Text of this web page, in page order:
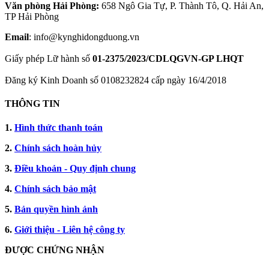
Văn phòng Hải Phòng: 658 Ngô Gia Tự, P. Thành Tô, Q. Hải An,
TP Hải Phòng
Email: info@kynghidongduong.vn
Giấy phép Lữ hành số 01-2375/2023/CDLQGVN-GP LHQT
Đăng ký Kinh Doanh số 0108232824 cấp ngày 16/4/2018
THÔNG TIN
1. Hình thức thanh toán
2. Chính sách hoàn hủy
3. Điều khoản - Quy định chung
4. Chính sách bảo mật
5. Bản quyền hình ảnh
6. Giới thiệu - Liên hệ công ty
ĐƯỢC CHỨNG NHẬN​